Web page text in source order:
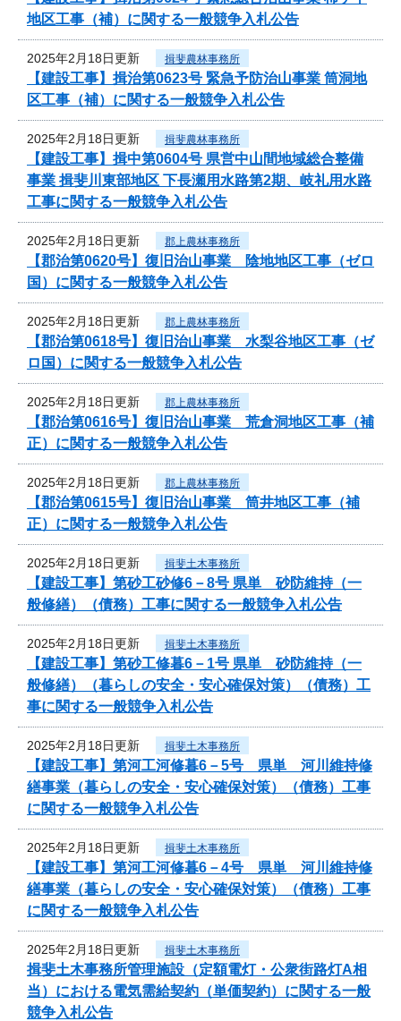
地区工事（補）に関する一般競争入札公告
2025年2月18日更新 揖斐農林事務所
【建設工事】揖治第0623号 緊急予防治山事業 筒洞地
区工事（補）に関する一般競争入札公告
2025年2月18日更新 揖斐農林事務所
【建設工事】揖中第0604号 県営中山間地域総合整備
事業 揖斐川東部地区 下長瀬用水路第2期、岐礼用水路
工事に関する一般競争入札公告
2025年2月18日更新 郡上農林事務所
【郡治第0620号】復旧治山事業 陰地地区工事（ゼロ
国）に関する一般競争入札公告
2025年2月18日更新 郡上農林事務所
【郡治第0618号】復旧治山事業 水梨谷地区工事（ゼ
ロ国）に関する一般競争入札公告
2025年2月18日更新 郡上農林事務所
【郡治第0616号】復旧治山事業 荒倉洞地区工事（補
正）に関する一般競争入札公告
2025年2月18日更新 郡上農林事務所
【郡治第0615号】復旧治山事業 筒井地区工事（補
正）に関する一般競争入札公告
2025年2月18日更新 揖斐土木事務所
【建設工事】第砂工砂修6－8号 県単 砂防維持（一
般修繕）（債務）工事に関する一般競争入札公告
2025年2月18日更新 揖斐土木事務所
【建設工事】第砂工修暮6－1号 県単 砂防維持（一
般修繕）（暮らしの安全・安心確保対策）（債務）工
事に関する一般競争入札公告
2025年2月18日更新 揖斐土木事務所
【建設工事】第河工河修暮6－5号 県単 河川維持修
繕事業（暮らしの安全・安心確保対策）（債務）工事
に関する一般競争入札公告
2025年2月18日更新 揖斐土木事務所
【建設工事】第河工河修暮6－4号 県単 河川維持修
繕事業（暮らしの安全・安心確保対策）（債務）工事
に関する一般競争入札公告
2025年2月18日更新 揖斐土木事務所
揖斐土木事務所管理施設（定額電灯・公衆街路灯A相
当）における電気需給契約（単価契約）に関する一般
競争入札公告